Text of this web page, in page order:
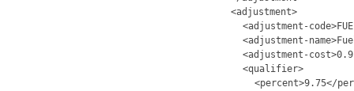
<adjustment>
<adjustment-
<adjustment-
<adjustment-
<qualifier>
<percent>9.75</